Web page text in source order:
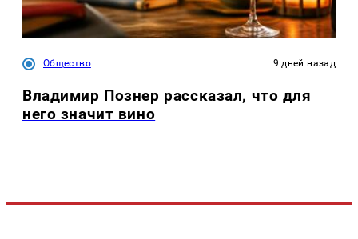
Общество 9 дней назад
Владимир Познер рассказал, что для
него значит вино